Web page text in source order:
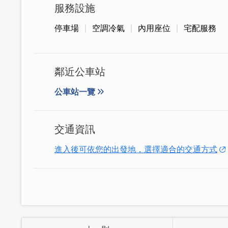
店內的木質裝潢充滿溫馨質樸，讓人聯想
熟悉的懷舊氣息。儘管空間不大，座位安
服務設施
停車場 空調冷氣 內用座位 宅配服務
鄰近公車站
公車站一覽
交通資訊
進入後可依您的出發地，選擇適合的交通方式